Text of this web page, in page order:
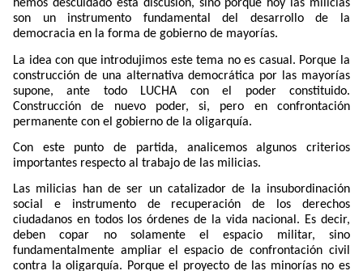
hemos descuidado esta discusión, sino porque hoy las milicias
son un instrumento fundamental del desarrollo de la
democracia en la forma de gobierno de mayorías.
La idea con que introdujimos este tema no es casual. Porque la
construcción de una alternativa democrática por las mayorías
supone, ante todo LUCHA con el poder constituido.
Construcción de nuevo poder, si, pero en confrontación
permanente con el gobierno de la oligarquía.
Con este punto de partida, analicemos algunos criterios
importantes respecto al trabajo de las milicias.
Las milicias han de ser un catalizador de la insubordinación
social e instrumento de recuperación de los derechos
ciudadanos en todos los órdenes de la vida nacional. Es decir,
deben copar no solamente el espacio militar, sino
fundamentalmente ampliar el espacio de confrontación civil
contra la oligarquía. Porque el proyecto de las minorías no es